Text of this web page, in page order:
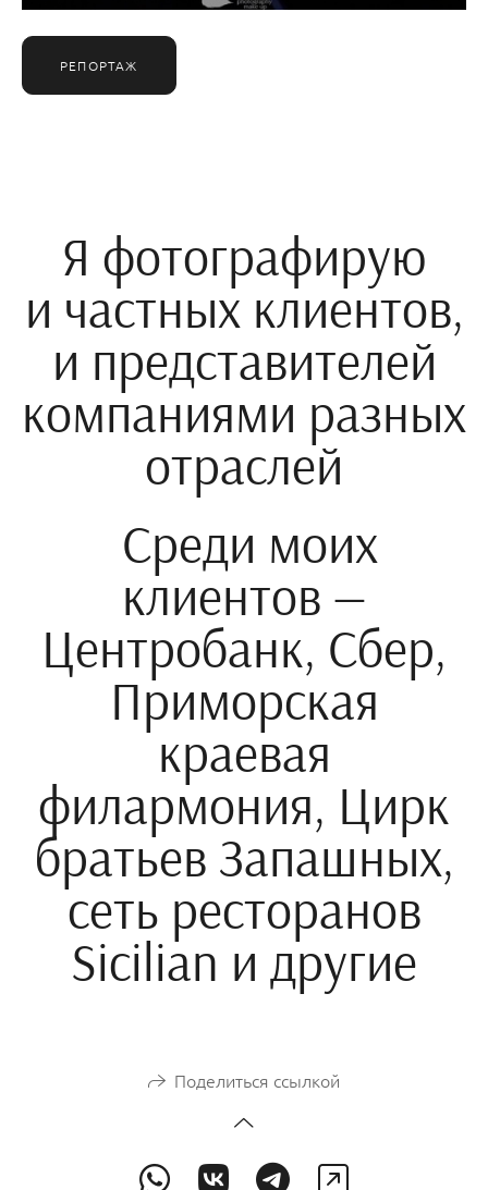
РЕПОРТАЖ
Я фотографирую
и частных клиентов,
и представителей
компаниями разных
отраслей
Среди моих
клиентов —
Центробанк, Сбер,
Приморская
краевая
филармония, Цирк
братьев Запашных,
сеть ресторанов
Sicilian и другие
Поделиться ссылкой